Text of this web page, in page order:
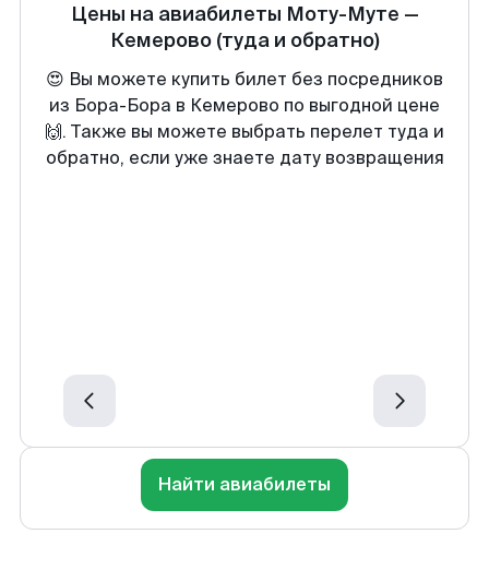
Цены на авиабилеты Моту-Муте —
Кемерово (туда и обратно)
😍 Вы можете купить билет без посредников
из Бора-Бора в Кемерово по выгодной цене
🙌. Также вы можете выбрать перелет туда и
обратно, если уже знаете дату возвращения
Найти авиабилеты